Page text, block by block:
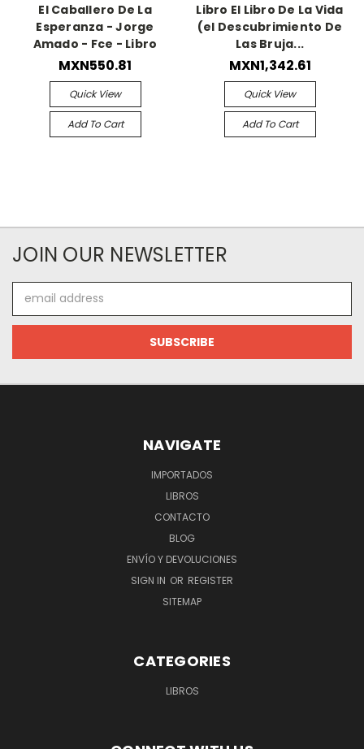
El Caballero De La
Esperanza - Jorge
Amado - Fce - Libro
MXN550.81
Quick View
Add To Cart
Libro El Libro De La Vida
(el Descubrimiento De
Las Bruja...
MXN1,342.61
Quick View
Add To Cart
JOIN OUR NEWSLETTER
Address
NAVIGATE
IMPORTADOS
LIBROS
CONTACTO
BLOG
ENVÍO Y DEVOLUCIONES
SIGN IN OR REGISTER
SITEMAP
CATEGORIES
LIBROS